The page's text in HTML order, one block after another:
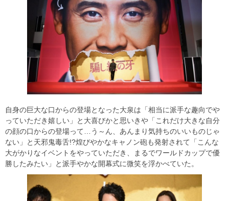
自身の巨大な口からの登場となった大泉は「相当に派手な趣向でや
っていただき嬉しい」と大喜びかと思いきや「これだけ大きな自分
の顔の口からの登場って…う～ん、あんまり気持ちのいいものじゃ
ない」と天邪鬼毒舌!?煌びやかなキャノン砲も発射されて「こんな
大がかりなイベントをやっていただき、まるでワールドカップで優
勝したみたい」と派手やかな開幕式に微笑を浮かべていた。